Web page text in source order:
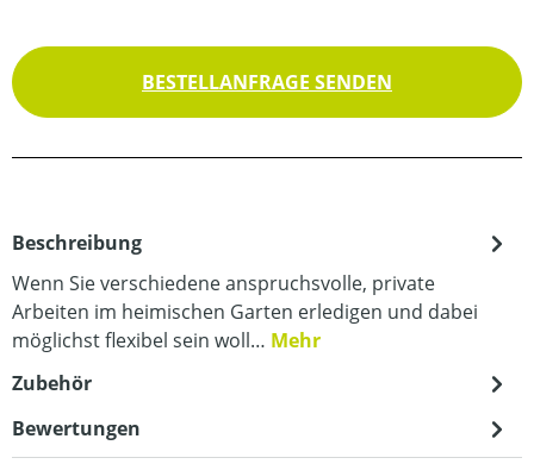
BESTELLANFRAGE SENDEN
Beschreibung
Wenn Sie verschiedene anspruchsvolle, private
Arbeiten im heimischen Garten erledigen und dabei
möglichst flexibel sein woll… Mehr
Zubehör
Bewertungen